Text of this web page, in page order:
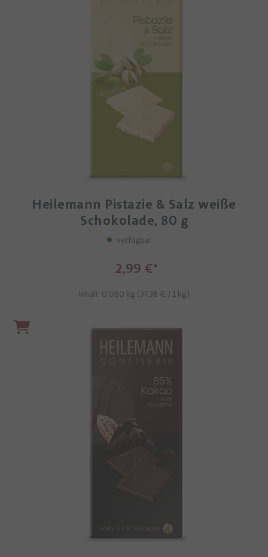
Heilemann Pistazie & Salz weiße
Schokolade, 80 g
verfügbar
2,99 €
Inhalt: 0,080 kg (37,38 € / 1 kg)